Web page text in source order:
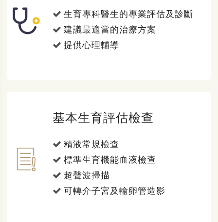
生育專科醫生的專業評估及診斷
建議最適當的治療方案
提供心理輔導
基本生育評估檢查
精液常規檢查
標準生育機能血液檢查
超聲波掃描
可轉介子宮及輸卵管造影